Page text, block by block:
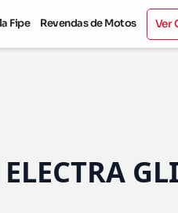
Fipe Revendas de Motos Ver